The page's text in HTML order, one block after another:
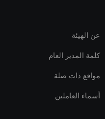
عن الهيئة
كلمة المدير العام
مواقع ذات صلة
أسماء العاملين